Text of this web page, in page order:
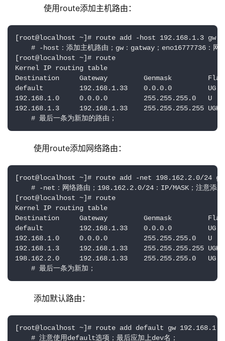
使用route添加主机路由：
[root@localhost ~]# route add -host 192.168.1.3 gw
# -host：添加主机路由；gw：gatway；eno16777736：网
[root@localhost ~]# route
Kernel IP routing table
Destination     Gateway         Genmask
default         192.168.1.33    0.0.0.0         UG
192.168.1.0     0.0.0.0         255.255.255.0   U
192.168.1.3     192.168.1.33    255.255.255.255 UGH
# 最后一条为新加的路由；
使用route添加网络路由：
[root@localhost ~]# route add -net 198.162.2.0/24 gw
# -net：网络路由；198.162.2.0/24：IP/MASK；注意添加网
[root@localhost ~]# route
Kernel IP routing table
Destination     Gateway         Genmask
default         192.168.1.33    0.0.0.0         UG
192.168.1.0     0.0.0.0         255.255.255.0   U
192.168.1.3     192.168.1.33    255.255.255.255 UGH
198.162.2.0     192.168.1.33    255.255.255.0   UG
# 最后一条为新加；
添加默认路由：
[root@localhost ~]# route add default gw 192.168.1.1
# 注意使用default选项；最后应加上dev名；